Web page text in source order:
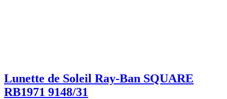
Lunette de Soleil Ray-Ban SQUARE
RB1971 9148/31